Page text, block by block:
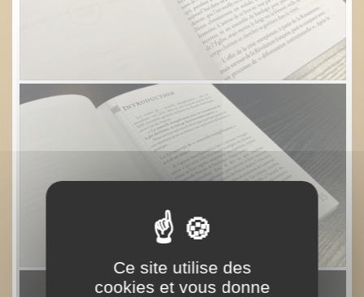
Ce site utilise des
cookies et vous donne